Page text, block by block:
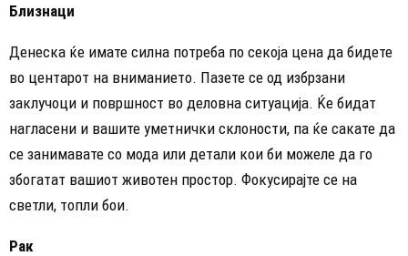
Близнаци
Денеска ќе имате силна потреба по секоја цена да бидете
во центарот на вниманието. Пазете се од избрзани
заклучоци и површност во деловна ситуација. Ќе бидат
нагласени и вашите уметнички склоности, па ќе сакате да
се занимавате со мода или детали кои би можеле да го
збогатат вашиот животен простор. Фокусирајте се на
светли, топли бои.
Рак